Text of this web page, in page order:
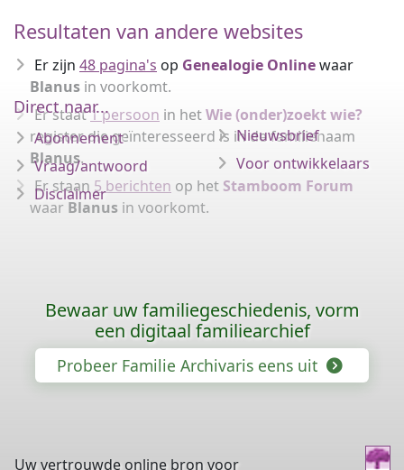
Resultaten van andere websites
Er zijn 48 pagina's op Genealogie Onlinewaar
Blanus in voorkomt.
Er staat1 persoon in hetWie (onder)zoekt wie?
register die geïnteresseerd is in de familienaam
Blanus.
Er staan 5 berichten op het Stamboom Forum
waar Blanus in voorkomt.
Direct naar...
Abonnement
Vraag/antwoord
Disclaimer
Nieuwsbrief
Voor ontwikkelaars
Bewaar uw familiegeschiedenis, vorm
een digitaal familiearchief
Probeer Familie Archivaris eens uit
Uw vertrouwde online bron voor